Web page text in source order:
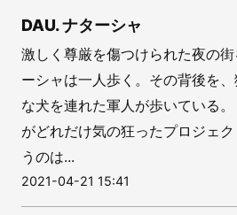
DAU. ナターシャ
激しく尊厳を傷つけられた夜の
ーシャは一人歩く。その背後を、
な犬を連れた軍人が歩いている。
がどれだけ気の狂ったプロジェ
うのは...
2021-04-21 15:41